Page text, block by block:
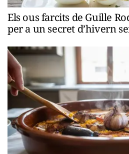
Els ous farcits de Guille
per a un secret d’hivern